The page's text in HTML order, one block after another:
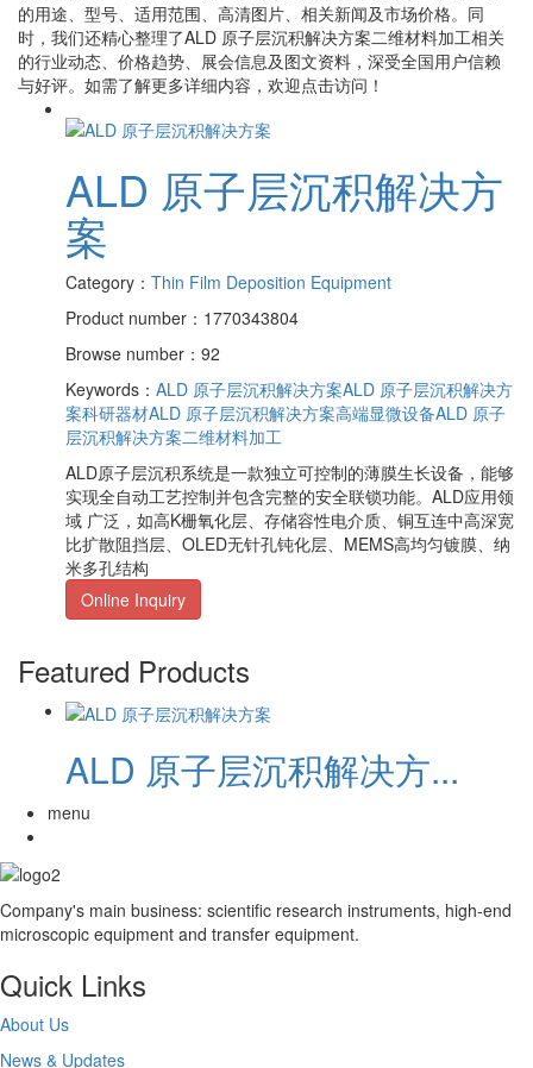
的用途、型号、适用范围、高清图片、相关新闻及市场价格。同
时，我们还精心整理了ALD 原子层沉积解决方案二维材料加工相关
的行业动态、价格趋势、展会信息及图文资料，深受全国用户信赖
与好评。如需了解更多详细内容，欢迎点击访问！
ALD 原子层沉积解决方
案
Category： Thin Film Deposition Equipment
Product number：1770343804
Browse number：92
Keywords： ALD 原子层沉积解决方案ALD 原子层沉积解决方
案科研器材ALD 原子层沉积解决方案高端显微设备ALD 原子
层沉积解决方案二维材料加工
ALD原子层沉积系统是一款独立可控制的薄膜生长设备，能够
实现全自动工艺控制并包含完整的安全联锁功能。ALD应用领
域 广泛，如高K栅氧化层、存储容性电介质、铜互连中高深宽
比扩散阻挡层、OLED无针孔钝化层、MEMS高均匀镀膜、纳
米多孔结构
Online Inquiry
Featured Products
ALD 原子层沉积解决方...
menu
Company's main business: scientific research instruments, high-end
microscopic equipment and transfer equipment.
Quick Links
About Us
News & Updates